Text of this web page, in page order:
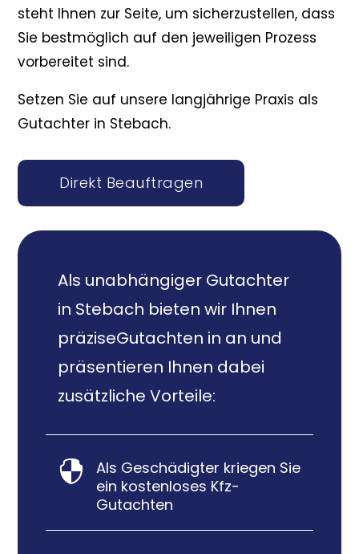
steht Ihnen zur Seite, um sicherzustellen, dass
Sie bestmöglich auf den jeweiligen Prozess
vorbereitet sind.
Setzen Sie auf unsere langjährige Praxis als
Gutachter in Stebach.
Direkt Beauftragen
Als unabhängiger Gutachter
in Stebach bieten wir Ihnen
präziseGutachten in an und
präsentieren Ihnen dabei
zusätzliche Vorteile:

Als Geschädigter kriegen Sie
ein kostenloses Kfz-
Gutachten